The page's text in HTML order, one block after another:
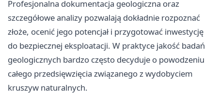
Profesjonalna dokumentacja geologiczna oraz
szczegółowe analizy pozwalają dokładnie rozpoznać
złoże, ocenić jego potencjał i przygotować inwestycję
do bezpiecznej eksploatacji. W praktyce jakość badań
geologicznych bardzo często decyduje o powodzeniu
całego przedsięwzięcia związanego z wydobyciem
kruszyw naturalnych.